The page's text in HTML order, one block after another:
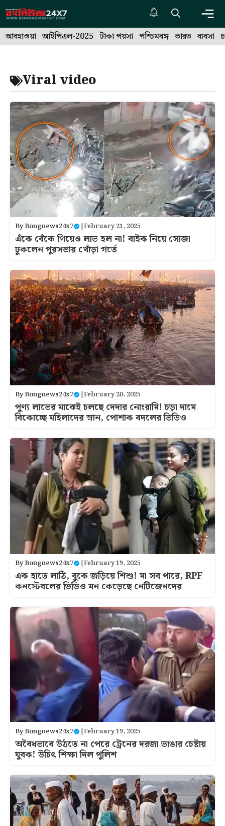
Skip
to
content
আবহাওয়া আইপিএল-2025 টাকা পয়সা পশ্চিমবঙ্গ ভারত ব্যবসা
Viral video
ByBongnews24x7 |February 21, 2025
এঁকে বেঁকে গিয়েও লাভ হল না! বাইক নিয়ে সোজা
ঢুকলেন পুরসভার খোঁড়া গর্তে
ByBongnews24x7 |February 20, 2025
পুণ্য লাভের মাঝেই চলছে দেদার নোংরামি! চড়া দামে
বিকোচ্ছে মহিলাদের স্নান, পোশাক বদলের ভিডিও
ByBongnews24x7 |February 19, 2025
এক হাতে লাঠি, বুকে জড়িয়ে শিশু! মা সব পারে, RPF
কনস্টেবলের ভিডিও মন কেড়েছে নেটিজেনদের
ByBongnews24x7 |February 19, 2025
অবৈধভাবে উঠতে না পেরে ট্রেনের দরজা ভাঙার চেষ্টায়
যুবক! উচিৎ শিক্ষা দিল পুলিশ